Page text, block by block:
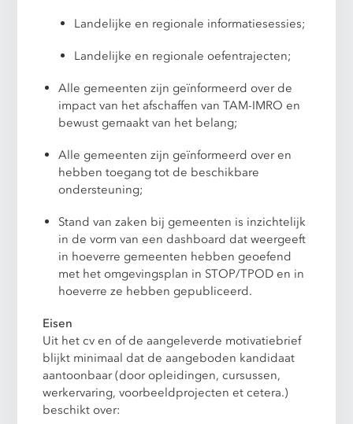
Landelijke en regionale informatiesessies;
Landelijke en regionale oefentrajecten;
Alle gemeenten zijn geïnformeerd over de
impact van het afschaffen van TAM-IMRO en
bewust gemaakt van het belang;
Alle gemeenten zijn geïnformeerd over en
hebben toegang tot de beschikbare
ondersteuning;
Stand van zaken bij gemeenten is inzichtelijk
in de vorm van een dashboard dat weergeeft
in hoeverre gemeenten hebben geoefend
met het omgevingsplan in STOP/TPOD en in
hoeverre ze hebben gepubliceerd.
Eisen
Uit het cv en of de aangeleverde motivatiebrief
blijkt minimaal dat de aangeboden kandidaat
aantoonbaar (door opleidingen, cursussen,
werkervaring, voorbeeldprojecten et cetera.)
beschikt over: